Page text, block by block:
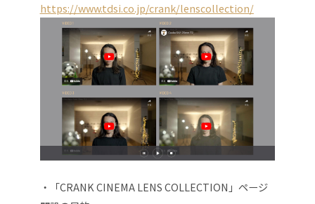
https://www.tdsi.co.jp/crank/lenscollection/
・「CRANK CINEMA LENS COLLECTION」ページ